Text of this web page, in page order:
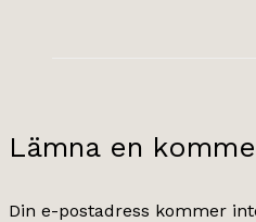
Lämna en
Din e-postadress kommer